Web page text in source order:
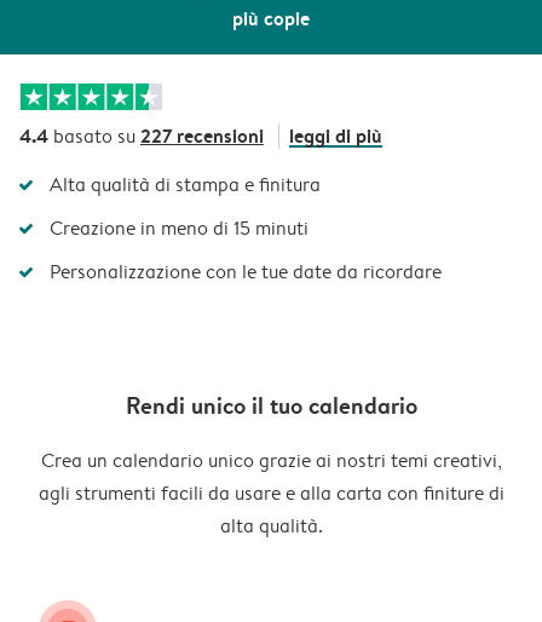
più copie
4.4 basato su227 recensioni leggi di più
Alta qualità di stampa e finitura
Creazione in meno di 15 minuti
Personalizzazione con le tue date da ricordare
Rendi unico il tuo calendario
Crea un calendario unico grazie ai nostri temi creativi,
agli strumenti facili da usare e alla carta con finiture di
alta qualità.